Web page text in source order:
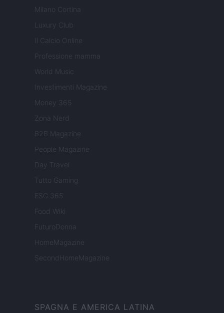
Milano Cortina
Luxury Club
Il Calcio Online
Professione mamma
World Music
Investimenti Magazine
Money 365
Zona Nerd
B2B Magazine
People Magazine
Day Travel
Tutto Gaming
ESG 365
Food Wiki
FuturoDonna
HomeMagazine
SecondHomeMagazine
SPAGNA E AMERICA LATINA